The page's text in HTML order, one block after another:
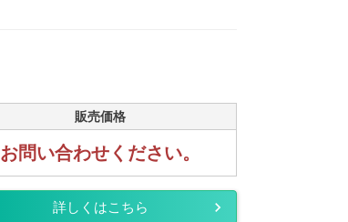
販売価格
お問い合わせください。
詳しくはこちら